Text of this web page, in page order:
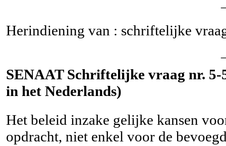
Herindiening van : schriftelijke
SENAAT Schriftelijke vraag nr. 5-
in het Nederlands)
Het beleid inzake gelijke kansen
opdracht, niet enkel voor de